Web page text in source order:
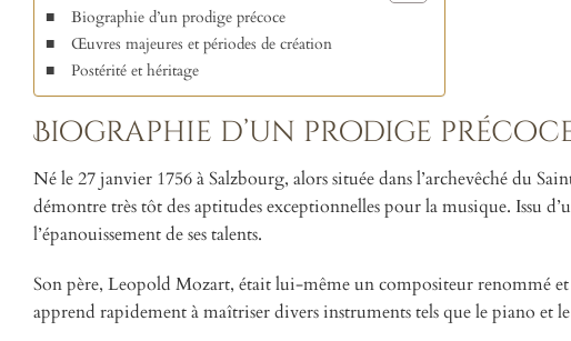
Biographie d’un prodige précoce
Œuvres majeures et périodes de création
Postérité et héritage
Biographie d’un prodige
Né le 27 janvier 1756 à Salzbourg, alors située dans l’archevêché du
démontre très tôt des aptitudes exceptionnelles pour la musique. Issu
l’épanouissement de ses talents.
Son père, Leopold Mozart, était lui-même un compositeur renommé
apprend rapidement à maîtriser divers instruments tels que le piano et